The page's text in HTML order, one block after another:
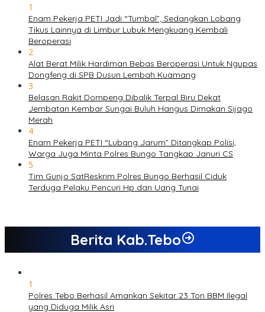
1
Enam Pekerja PETI Jadi “Tumbal”, Sedangkan Lobang
Tikus Lainnya di Limbur Lubuk Mengkuang Kembali
Beroperasi
2
Alat Berat Milik Hardiman Bebas Beroperasi Untuk Ngupas
Dongfeng di SPB Dusun Lembah Kuamang
3
Belasan Rakit Dompeng Dibalik Terpal Biru Dekat
Jembatan Kembar Sungai Buluh Hangus Dimakan Sijago
Merah
4
Enam Pekerja PETI “Lubang Jarum” Ditangkap Polisi,
Warga Juga Minta Polres Bungo Tangkap Januri CS
5
Tim Gunjo SatReskrim Polres Bungo Berhasil Ciduk
Terduga Pelaku Pencuri Hp dan Uang Tunai
Berita Kab.Tebo
1
Polres Tebo Berhasil Amankan Sekitar 23 Ton BBM Ilegal
yang Diduga Milik Asri